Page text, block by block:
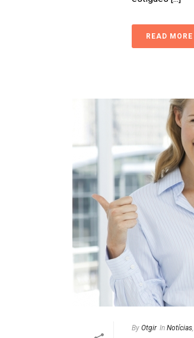
READ MORE
By Otgir In Notícias,